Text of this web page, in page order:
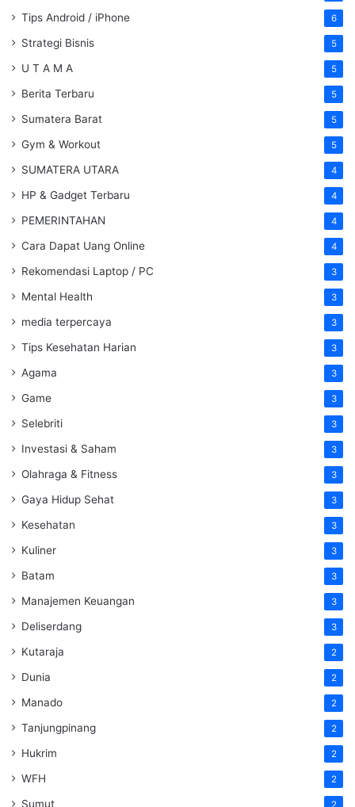
Tips Android / iPhone 6
Strategi Bisnis 5
U T A M A 5
Berita Terbaru 5
Sumatera Barat 5
Gym & Workout 5
SUMATERA UTARA 4
HP & Gadget Terbaru 4
PEMERINTAHAN 4
Cara Dapat Uang Online 4
Rekomendasi Laptop / PC 3
Mental Health 3
media terpercaya 3
Tips Kesehatan Harian 3
Agama 3
Game 3
Selebriti 3
Investasi & Saham 3
Olahraga & Fitness 3
Gaya Hidup Sehat 3
Kesehatan 3
Kuliner 3
Batam 3
Manajemen Keuangan 3
Deliserdang 3
Kutaraja 2
Dunia 2
Manado 2
Tanjungpinang 2
Hukrim 2
WFH 2
Sumut 2